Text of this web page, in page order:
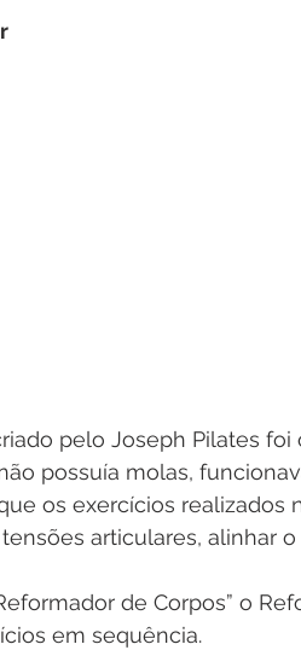
pelo Joseph Pilates
possuía molas,
os exercícios realizados
articulares, alinhar
de Corpos” o
em sequência.